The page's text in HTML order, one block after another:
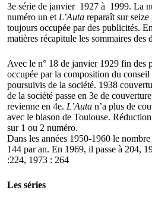
3e série de janvier 1927 à 1999. La
numéro un et L’Auta reparaît sur
toujours occupée par des publicités.
matières récapitule les sommaires des
Avec le n° 18 de janvier 1929 fin des
occupée par la composition du
poursuivis de la société. 1938
de la société passe en 3e de
revienne en 4e. L’Auta n’a plus de
avec le blason de Toulouse.
sur 1 ou 2 numéro.
Dans les années 1950-1960 le
144 par an. En 1969, il passe à 204,
:224, 1973 : 264
Les séries